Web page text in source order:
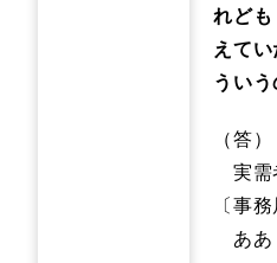
れど
えて
うい
（答）
実需
〔事
あ